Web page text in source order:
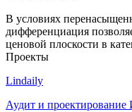
В условиях
дифференциация
ценовой плоскости в
Проекты
Lindaily
Аудит и